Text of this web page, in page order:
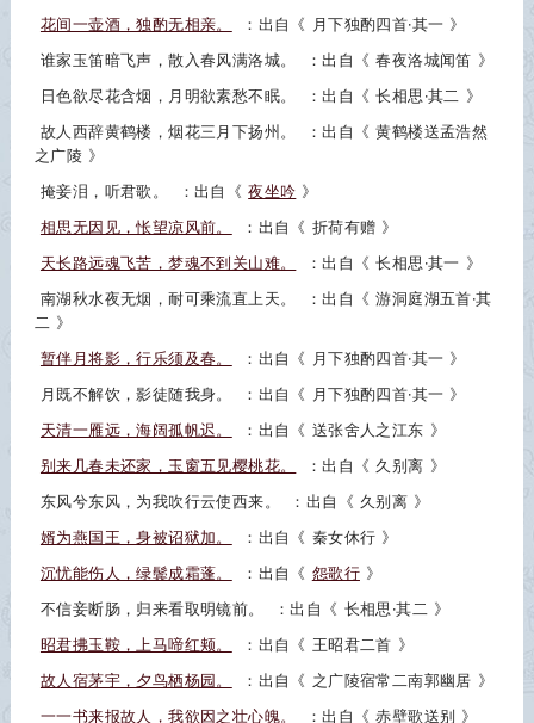
花间一壶酒，独酌无相亲。
：出自《 月下独酌四首·其一 》
谁家玉笛暗飞声，散入春风满洛城。
：出自《 春夜洛城闻笛 》
日色欲尽花含烟，月明欲素愁不眠。
：出自《 长相思·其二 》
故人西辞黄鹤楼，烟花三月下扬州。
：出自《 黄鹤楼送孟浩然
之广陵 》
掩妾泪，听君歌。
：出自《 夜坐吟 》
相思无因见，怅望凉风前。
：出自《 折荷有赠 》
天长路远魂飞苦，梦魂不到关山难。
：出自《 长相思·其一 》
南湖秋水夜无烟，耐可乘流直上天。
：出自《 游洞庭湖五首·其
二 》
暂伴月将影，行乐须及春。
：出自《 月下独酌四首·其一 》
月既不解饮，影徒随我身。
：出自《 月下独酌四首·其一 》
天清一雁远，海阔孤帆迟。
：出自《 送张舍人之江东 》
别来几春未还家，玉窗五见樱桃花。
：出自《 久别离 》
东风兮东风，为我吹行云使西来。
：出自《 久别离 》
婿为燕国王，身被诏狱加。
：出自《 秦女休行 》
沉忧能伤人，绿鬓成霜蓬。
：出自《 怨歌行 》
不信妾断肠，归来看取明镜前。
：出自《 长相思·其二 》
昭君拂玉鞍，上马啼红颊。
：出自《 王昭君二首 》
故人宿茅宇，夕鸟栖杨园。
：出自《 之广陵宿常二南郭幽居 》
一一书来报故人，我欲因之壮心魄。
：出自《 赤壁歌送别 》